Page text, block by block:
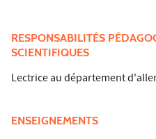
RESPONSABILITÉS
SCIENTIFIQUES
Lectrice au département
ENSEIGNEMENTS